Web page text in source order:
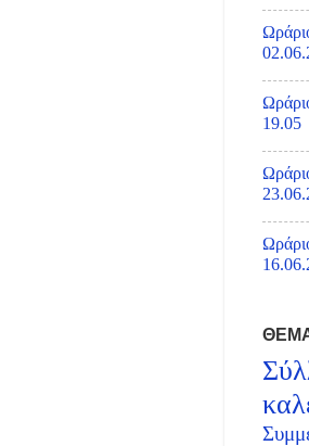
19.05